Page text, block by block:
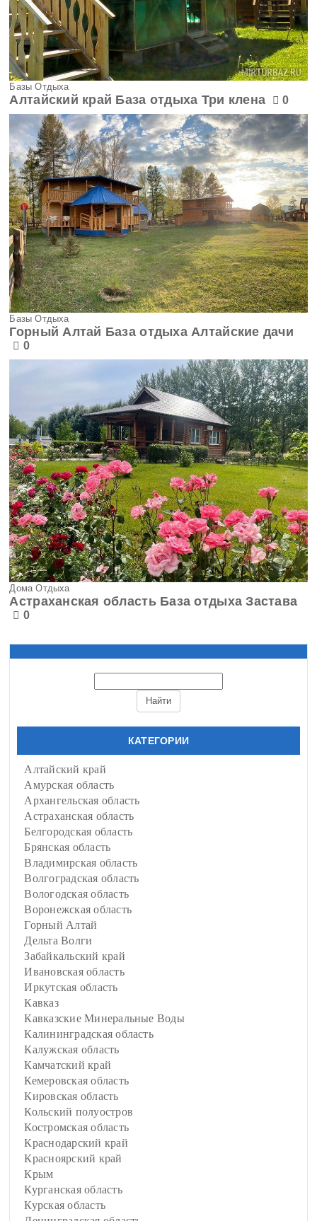
Базы Отдыха
Алтайский край База отдыха Три клена 0
Базы Отдыха
Горный Алтай База отдыха Алтайские дачи
0
Дома Отдыха
Астраханская область База отдыха Застава
0
КАТЕГОРИИ
Алтайский край
Амурская область
Архангельская область
Астраханская область
Белгородская область
Брянская область
Владимирская область
Волгоградская область
Вологодская область
Воронежская область
Горный Алтай
Дельта Волги
Забайкальский край
Ивановская область
Иркутская область
Кавказ
Кавказские Минеральные Воды
Калининградская область
Калужская область
Камчатский край
Кемеровская область
Кировская область
Кольский полуостров
Костромская область
Краснодарский край
Красноярский край
Крым
Курганская область
Курская область